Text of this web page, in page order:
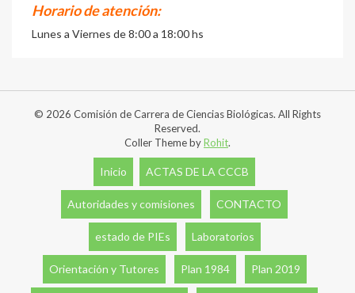
Horario de atención:
Lunes a Viernes de 8:00 a 18:00 hs
© 2026 Comisión de Carrera de Ciencias Biológicas. All Rights
Reserved.
Coller Theme byRohit.
Inicio ACTAS DE LA CCCB
Autoridades y comisiones CONTACTO
estado de PIEs Laboratorios
Orientación y Tutores Plan 1984 Plan 2019